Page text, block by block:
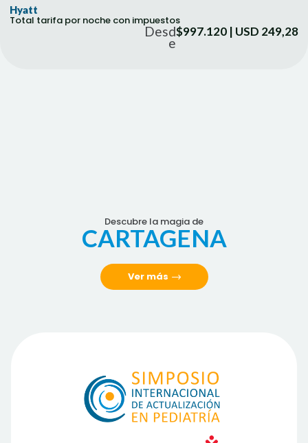
Hyatt
Total tarifa por noche con impuestos
Desd
e
$997.120 | USD 249,28
Descubre la magia de
CARTAGENA
Ver más